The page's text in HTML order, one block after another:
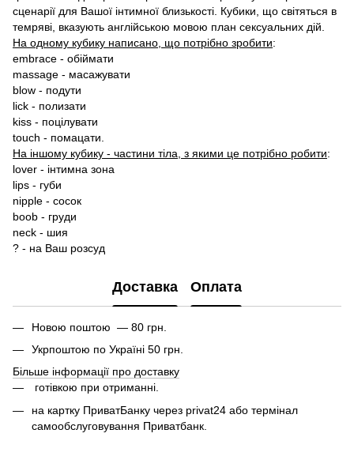
сценарії для Вашої інтимної близькості. Кубики, що світяться в
темряві, вказують англійською мовою план сексуальних дій.
На одному кубику написано, що потрібно зробити:
embrace - обіймати
massage - масажувати
blow - подути
lick - полизати
kiss - поцілувати
touch - помацати.
На іншому кубику - частини тіла, з якими це потрібно робити:
lover - інтимна зона
lips - губи
nipple - сосок
boob - груди
neck - шия
? - на Ваш розсуд
Доставка Оплата
Новою поштою — 80 грн.
Укрпоштою по Україні 50 грн.
Більше інформації про доставку
готівкою при отриманні.
на картку ПриватБанку через privat24 або термінал
самообслуговування Приватбанк.